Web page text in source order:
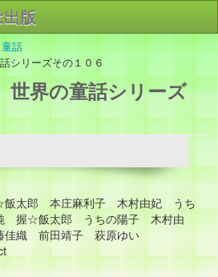
版
事業案内
報
合わせ
童話
シリーズその１０６
界の童話シリーズ
太郎 本庄麻利子 木村由妃 うち
☆飯太郎 うちの陽子 木村由
織 前田靖子 萩原ゆい